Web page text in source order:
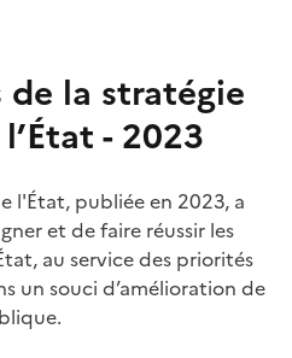
la stratégie
- 2023
l'État, publiée en 2023, a
et de faire réussir les
au service des priorités
un souci d’amélioration de